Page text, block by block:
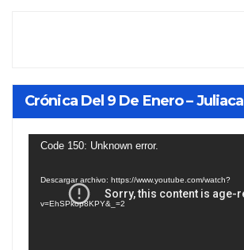
Crónica Del 9 De Enero – Juliaca
Reproductor
Code 150: Unknown error.
Descargar archivo: https://www.youtube.com/watch?
v=EhSPkop8KPY&_=2